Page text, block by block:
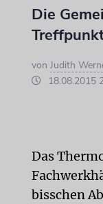
Die
von Judith
18.08.2015
Das
bisschen